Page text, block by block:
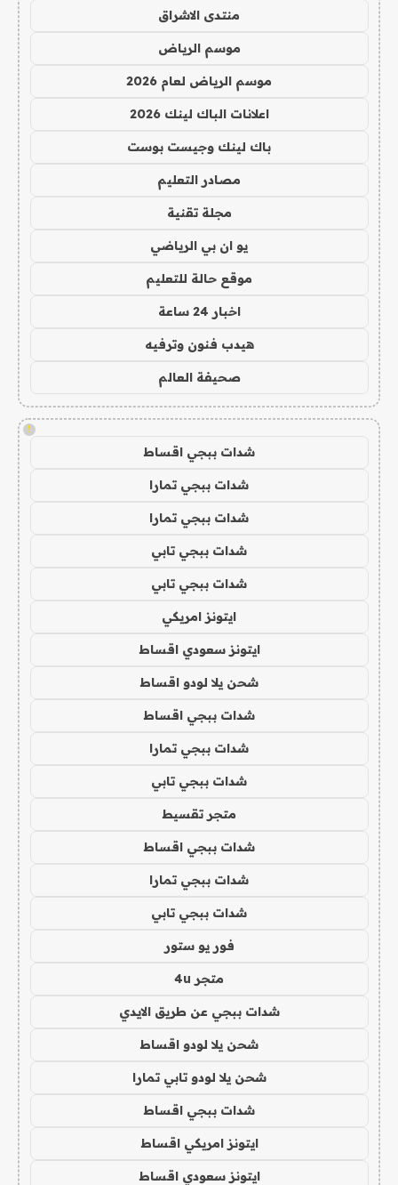
منتدى الاشراق
موسم الرياض
موسم الرياض لعام 2026
اعلانات الباك لينك 2026
باك لينك وجيست بوست
مصادر التعليم
مجلة تقنية
يو ان بي الرياضي
موقع حالة للتعليم
اخبار 24 ساعة
هيدب فنون وترفيه
صحيفة العالم
!
شدات ببجي اقساط
شدات ببجي تمارا
شدات ببجي تمارا
شدات ببجي تابي
شدات ببجي تابي
ايتونز امريكي
ايتونز سعودي اقساط
شحن يلا لودو اقساط
شدات ببجي اقساط
شدات ببجي تمارا
شدات ببجي تابي
متجر تقسيط
شدات ببجي اقساط
شدات ببجي تمارا
شدات ببجي تابي
فور يو ستور
متجر 4u
شدات ببجي عن طريق الايدي
شحن يلا لودو اقساط
شحن يلا لودو تابي تمارا
شدات ببجي اقساط
ايتونز امريكي اقساط
ايتونز سعودي اقساط